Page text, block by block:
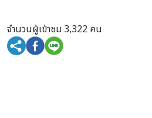
จำนวนผู้เข้าชม 3,322 คน